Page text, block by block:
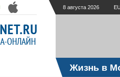
8 августа 2026
Жизнь в